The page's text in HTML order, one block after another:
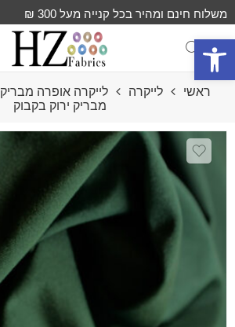
פתח סרגל נגישות
משלוח חינם ומהיר בכל קנייה מעל 300 ₪
ראשי לייקרה לייקרה אופרה מבריק
מבריק ירוק בקבוק